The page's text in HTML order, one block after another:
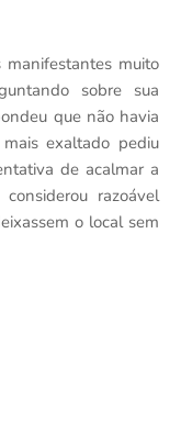
muito
sobre sua
que não havia
exaltado pediu
de acalmar a
razoável
o local sem